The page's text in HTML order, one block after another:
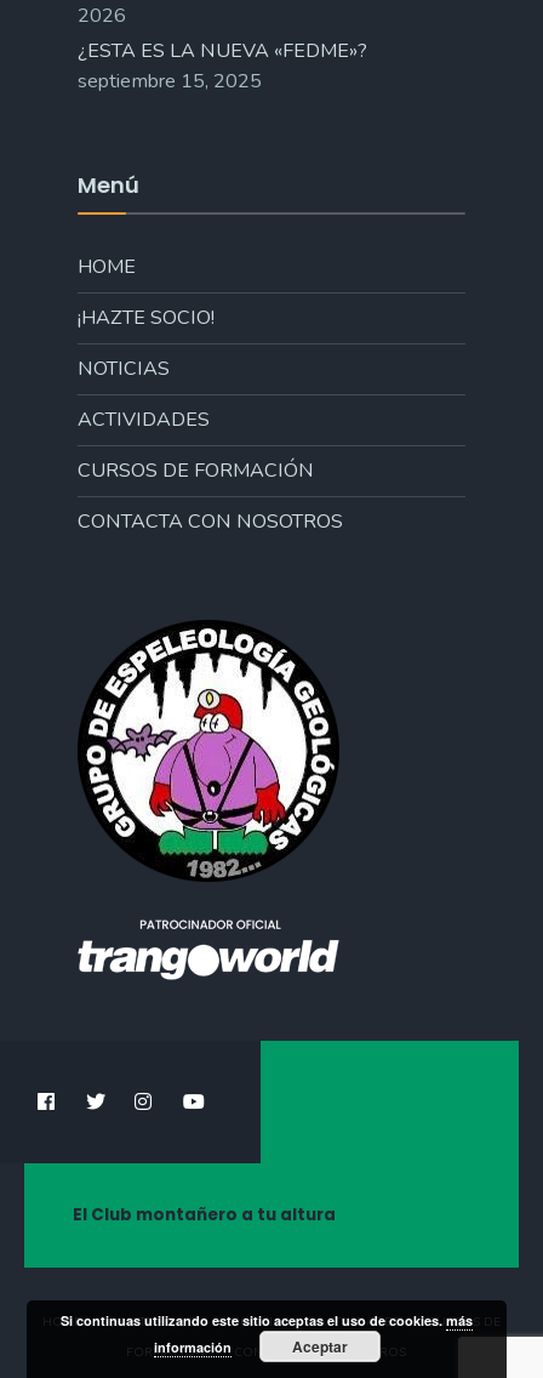
2026
¿ESTA ES LA NUEVA «FEDME»?
septiembre 15, 2025
Menú
HOME
¡HAZTE SOCIO!
NOTICIAS
ACTIVIDADES
CURSOS DE FORMACIÓN
CONTACTA CON NOSOTROS
El Club montañero a tu altura
HOME ¡HAZTE SOCIO! NOTICIAS ACTIVIDADES
CURSOS DE
FORMACIÓN
CONTACTA CON NOSOTROS
Si continuas utilizando este sitio aceptas el uso de cookies.más
información
Aceptar